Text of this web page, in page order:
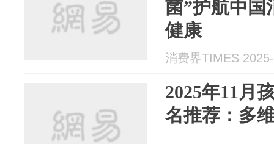
菌”护航中国
健康
消费界TIMES
2025年11月
名推荐：多